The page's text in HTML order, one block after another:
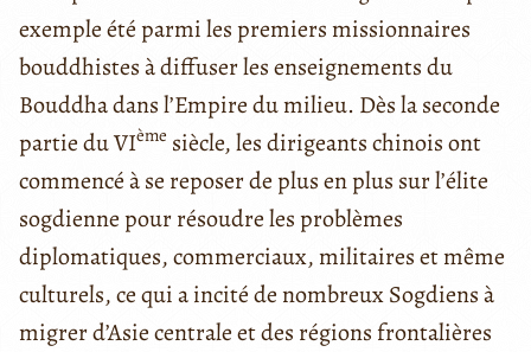
exemple été parmi les premiers missionnaires
bouddhistes à diffuser les enseignements du
Bouddha dans l’Empire du milieu. Dès la seconde
partie du VIème siècle, les dirigeants chinois ont
commencé à se reposer de plus en plus sur l’élite
sogdienne pour résoudre les problèmes
diplomatiques, commerciaux, militaires et même
culturels, ce qui a incité de nombreux Sogdiens à
migrer d’Asie centrale et des régions frontalières